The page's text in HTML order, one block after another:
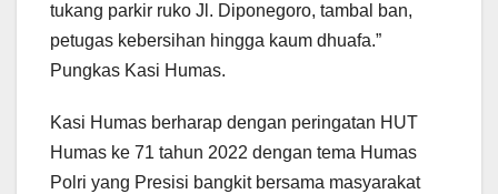
tukang parkir ruko Jl. Diponegoro, tambal ban,
petugas kebersihan hingga kaum dhuafa.”
Pungkas Kasi Humas.
Kasi Humas berharap dengan peringatan HUT
Humas ke 71 tahun 2022 dengan tema Humas
Polri yang Presisi bangkit bersama masyarakat